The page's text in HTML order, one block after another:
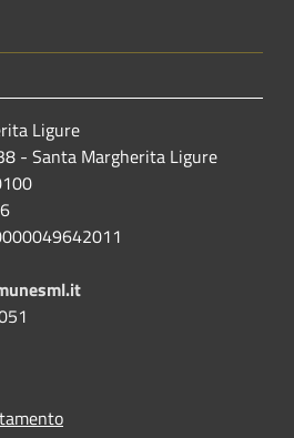
Ligure
- Santa Margherita Ligure